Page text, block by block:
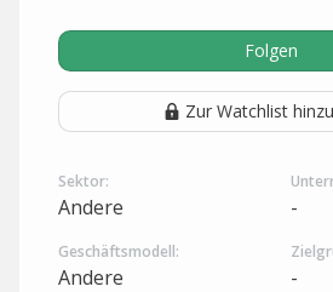
Folgen
Zur Watchlist
Sektor:
Andere -
Geschäftsmodell:
Andere -